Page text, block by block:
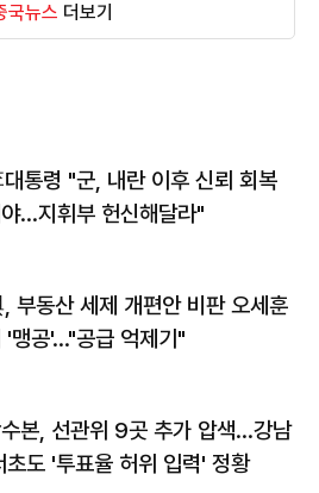
국뉴스 더보기
통령 "군, 내란 이후 신뢰 회복
…지휘부 헌신해달라"
부동산 세제 개편안 비판 오세훈
'맹공'…"공급 억제기"
본, 선관위 9곳 추가 압색…강남
초도 '투표율 허위 입력' 정황